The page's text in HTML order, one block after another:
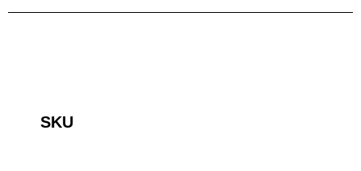
SKU